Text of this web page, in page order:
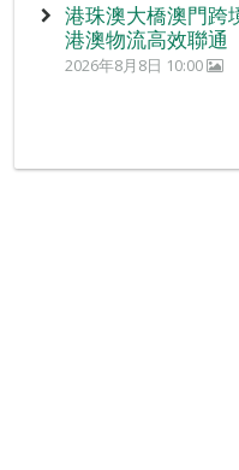
港珠澳大橋澳門跨
港澳物流高效聯通
2026年8月8日 10:00